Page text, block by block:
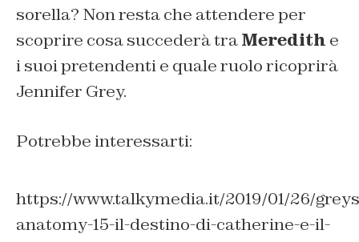
sorella? Non resta che attendere per
scoprire cosa succederà traMeredith e
i suoi pretendenti e quale ruolo ricoprirà
Jennifer Grey.
Potrebbe interessarti:
https://www.talkymedia.it/2019/01/26/
anatomy-15-il-destino-di-catherine-e-il-